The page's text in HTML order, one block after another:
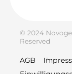
© 2024
Reserved
AGB